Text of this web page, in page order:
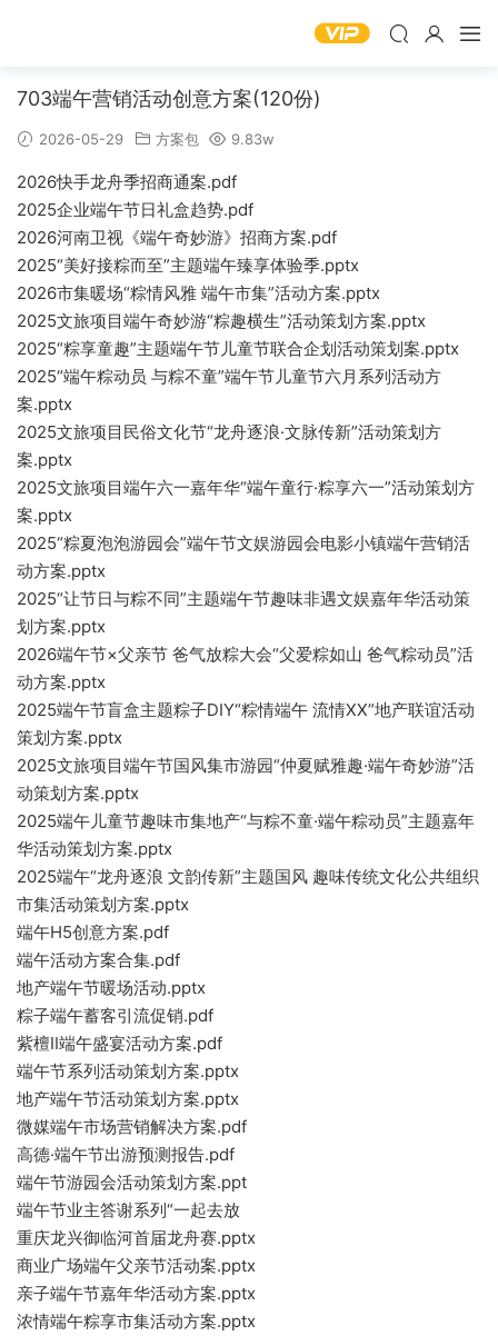
703端午营销活动创意方案(120份)
2026-05-29 方案包 9.83w
2026快手龙舟季招商通案.pdf
2025企业端午节日礼盒趋势.pdf
2026河南卫视《端午奇妙游》招商方案.pdf
2025“美好接粽而至”主题端午臻享体验季.pptx
2026市集暖场“粽情风雅 端午市集”活动方案.pptx
2025文旅项目端午奇妙游“粽趣横生”活动策划方案.pptx
2025“粽享童趣”主题端午节儿童节联合企划活动策划案.pptx
2025“端午粽动员 与粽不童”端午节儿童节六月系列活动方
案.pptx
2025文旅项目民俗文化节“龙舟逐浪·文脉传新”活动策划方
案.pptx
2025文旅项目端午六一嘉年华“端午童行·粽享六一”活动策划方
案.pptx
2025“粽夏泡泡游园会”端午节文娱游园会电影小镇端午营销活
动方案.pptx
2025“让节日与粽不同”主题端午节趣味非遇文娱嘉年华活动策
划方案.pptx
2026端午节×父亲节 爸气放粽大会“父爱粽如山 爸气粽动员”活
动方案.pptx
2025端午节盲盒主题粽子DIY“粽情端午 流情XX”地产联谊活动
策划方案.pptx
2025文旅项目端午节国风集市游园“仲夏赋雅趣·端午奇妙游”活
动策划方案.pptx
2025端午儿童节趣味市集地产“与粽不童·端午粽动员”主题嘉年
华活动策划方案.pptx
2025端午“龙舟逐浪 文韵传新”主题国风 趣味传统文化公共组织
市集活动策划方案.pptx
端午H5创意方案.pdf
端午活动方案合集.pdf
地产端午节暖场活动.pptx
粽子端午蓄客引流促销.pdf
紫檀II端午盛宴活动方案.pdf
端午节系列活动策划方案.pptx
地产端午节活动策划方案.pptx
微媒端午市场营销解决方案.pdf
高德·端午节出游预测报告.pdf
端午节游园会活动策划方案.ppt
端午节业主答谢系列“一起去放
重庆龙兴御临河首届龙舟赛.pptx
商业广场端午父亲节活动案.pptx
亲子端午节嘉年华活动方案.pptx
浓情端午粽享市集活动方案.pptx